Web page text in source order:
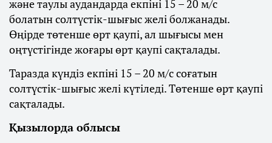
және таулы аудандарда екпіні 15 – 20 м/с
болатын солтүстік-шығыс желі болжанады.
Өңірде төтенше өрт қаупі, ал шығысы мен
оңтүстігінде жоғары өрт қаупі сақталады.
Таразда күндіз екпіні 15 – 20 м/с соғатын
солтүстік-шығыс желі күтіледі. Төтенше өрт қаупі
сақталады.
Қызылорда облысы